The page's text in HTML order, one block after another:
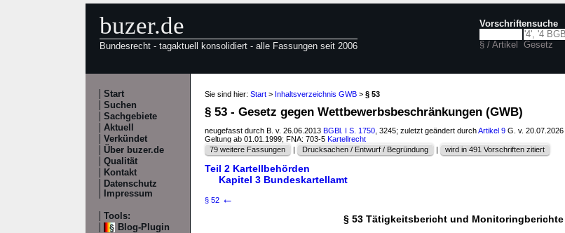
buzer.de
Bundesrecht - tagaktuell konsolidiert - alle Fassungen seit 2006
Vorschriftensuche
§ / Artikel Gesetz
Start
Suchen
Sachgebiete
Aktuell
Verkündet
Über buzer.de
Qualität
Kontakt
Datenschutz
Impressum
Tools:
Blog-Plugin
Sie sind hier: Start > Inhaltsverzeichnis GWB > § 53
§ 53 - Gesetz gegen Wettbewerbsbeschränkungen (GWB)
neugefasst durch B. v. 26.06.2013 BGBl. I S. 1750 , 3245; zuletzt geändert durchArtikel 9 G. v. 20.07.2026
Geltung ab 01.01.1999; FNA: 703-5 Kartellrecht
79 weitere Fassungen
| Drucksachen / Entwurf / Begründung | wird in 491 Vorschriften zitiert
Teil 2 Kartellbehörden
Kapitel 3 Bundeskartellamt
§ 52 ←
§ 53 Tätigkeitsbericht und Monitoringberichte